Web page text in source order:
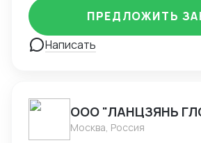
таможенном оформлении, ВЭД и
цикл сопровождения
составления контракта до
доставки груза. Ключевые
физлиц Расчет и оптимизация
(пошлина, НДС, акцизы)
таможни, возмещение излишне
Написать
ПРЕДЛОЖИТЬ
ООО "ЛАНЦЗЯНЬ
Москва, Россия